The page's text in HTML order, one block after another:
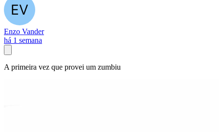
Enzo Vander
há 1 semana
A primeira vez que provei um zumbiu